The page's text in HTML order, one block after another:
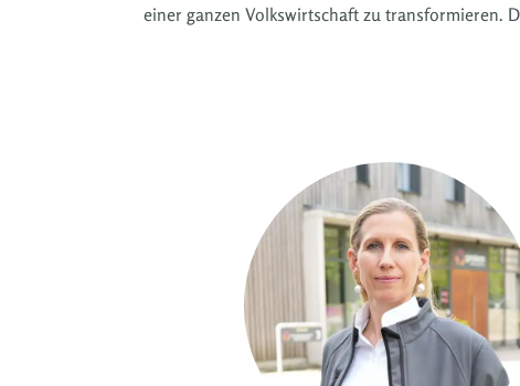
einer ganzen Volkswirtschaft zu transformieren.